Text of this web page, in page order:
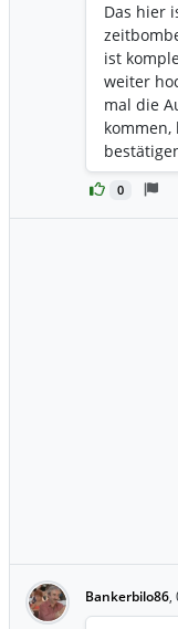
0
Das hier
ist
weiter
mal die
Bankerbilo86,